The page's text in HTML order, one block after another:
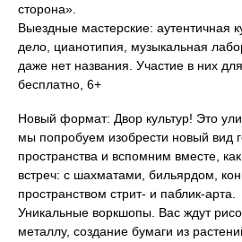
сторона».
Выездные мастерские: аутентичная
дело, цианотипия, музыкальная
даже нет названия. Участие в них
бесплатно, 6+
Новый формат: Двор культур! Это
мы попробуем изобрести новый вид
пространства и вспомним вместе,
встреч: с шахматами, бильярдом,
пространством стрит- и паблик-арта.
Уникальные воркшопы. Вас ждут
металлу, создание бумаги из